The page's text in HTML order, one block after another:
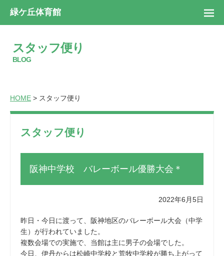
緑ケ丘体育館
スタッフ便り
BLOG
HOME > スタッフ便り
スタッフ便り
阪神中学校 バレーボール優勝大会＊
2022年6月5日
昨日・今日に渡って、阪神地区のバレーボール大会（中学
生）が行われていました。
複数会場での実施で、当館は主に男子の会場でした。
今日、伊丹からは松崎中学校と荒牧中学校が勝ち上がって